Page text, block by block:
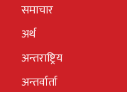
समाचार
अर्थ
अन्तराष्ट्रिय
अन्तर्वार्ता